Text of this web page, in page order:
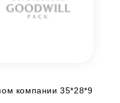
компании 35*28*9